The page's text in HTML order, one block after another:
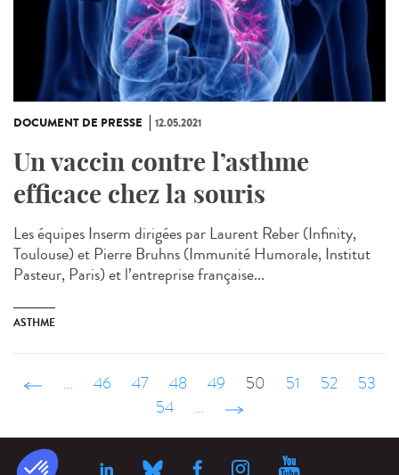
DOCUMENT DE PRESSE 12.05.2021
Un vaccin contre l’asthme
efficace chez la souris
Les équipes Inserm dirigées par Laurent Reber (Infinity,
Toulouse) et Pierre Bruhns (Immunité Humorale, Institut
Pasteur, Paris) et l’entreprise française...
ASTHME
‹ précédent
… 46 47 48 49 50 51 52
53
54
… suivant ›